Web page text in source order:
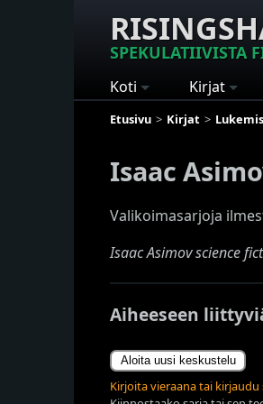
SPEKULATIIVISTA
Koti Kirjat
Etusivu Kirjat
Isaac
Valikoimasarjoja
Isaac Asimov science
Aiheeseen
Aloita uusi keskustelu
Kirjoita vieraana tai kirjaudu